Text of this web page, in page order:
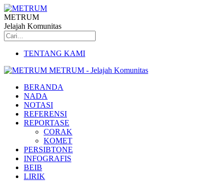
METRUM
Jelajah Komunitas
TENTANG KAMI
METRUM - Jelajah Komunitas
BERANDA
NADA
NOTASI
REFERENSI
REPORTASE
CORAK
KOMET
PERSIBTONE
INFOGRAFIS
BEIB
LIRIK